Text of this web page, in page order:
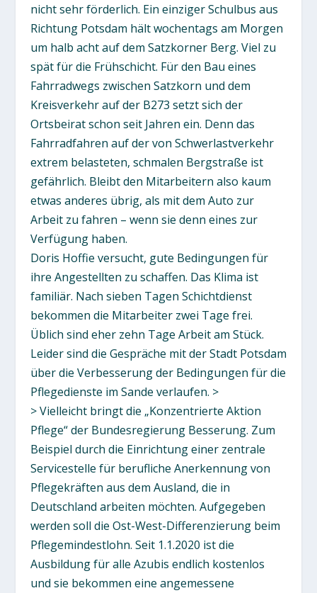
nicht sehr förderlich. Ein einziger Schulbus aus
Richtung Potsdam hält wochentags am Morgen
um halb acht auf dem Satzkorner Berg. Viel zu
spät für die Frühschicht. Für den Bau eines
Fahrradwegs zwischen Satzkorn und dem
Kreisverkehr auf der B273 setzt sich der
Ortsbeirat schon seit Jahren ein. Denn das
Fahrradfahren auf der von Schwerlastverkehr
extrem belasteten, schmalen Bergstraße ist
gefährlich. Bleibt den Mitarbeitern also kaum
etwas anderes übrig, als mit dem Auto zur
Arbeit zu fahren – wenn sie denn eines zur
Verfügung haben.
Doris Hoffie versucht, gute Bedingungen für
ihre Angestellten zu schaffen. Das Klima ist
familiär. Nach sieben Tagen Schichtdienst
bekommen die Mitarbeiter zwei Tage frei.
Üblich sind eher zehn Tage Arbeit am Stück.
Leider sind die Gespräche mit der Stadt Potsdam
über die Verbesserung der Bedingungen für die
Pflegedienste im Sande verlaufen. >
> Vielleicht bringt die „Konzentrierte Aktion
Pflege“ der Bundesregierung Besserung. Zum
Beispiel durch die Einrichtung einer zentrale
Servicestelle für berufliche Anerkennung von
Pflegekräften aus dem Ausland, die in
Deutschland arbeiten möchten. Aufgegeben
werden soll die Ost-West-Differenzierung beim
Pflegemindestlohn. Seit 1.1.2020 ist die
Ausbildung für alle Azubis endlich kostenlos
und sie bekommen eine angemessene